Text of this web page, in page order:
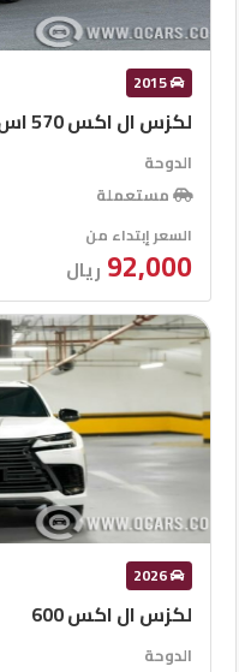
2015
لكزس ال اكس 570 اس
الدوحة
مستعملة
السعر إبتداء من
92,000 ريال
2026
لكزس ال اكس 600
الدوحة